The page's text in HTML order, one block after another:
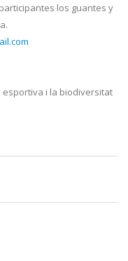
los guantes y
esportiva i la biodiversitat